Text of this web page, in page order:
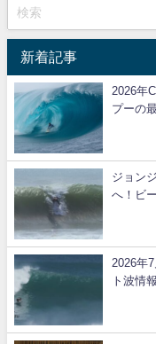
新着記事
2026年
プーの
ジョン
へ！ビ
2026年
ト波情